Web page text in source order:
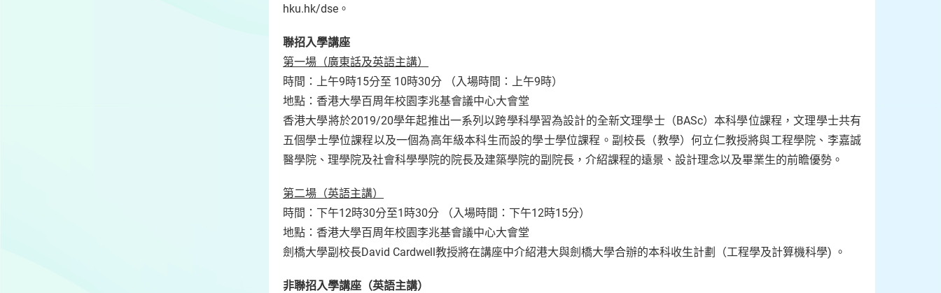
hku.hk/dse。
聯招入學講座
第一場（廣東話及英語主講）
時間：上午9時15分至 10時30分 （入場時間：上午9時）
地點：香港大學百周年校園李兆基會議中心大會堂
香港大學將於2019/20學年起推出一系列以跨學科學習為設計的全新文理學士（BASc）本科學位課程，文理學士共有
五個學士學位課程以及一個為高年級本科生而設的學士學位課程。副校長（教學）何立仁教授將與工程學院、李嘉誠
醫學院、理學院及社會科學學院的院長及建築學院的副院長，介紹課程的遠景、設計理念以及畢業生的前瞻優勢。
第二場（英語主講）
時間：下午12時30分至1時30分 （入場時間：下午12時15分）
地點：香港大學百周年校園李兆基會議中心大會堂
劍橋大學副校長David Cardwell教授將在講座中介紹港大與劍橋大學合辦的本科收生計劃（工程學及計算機科學) 。
非聯招入學講座（英語主講）